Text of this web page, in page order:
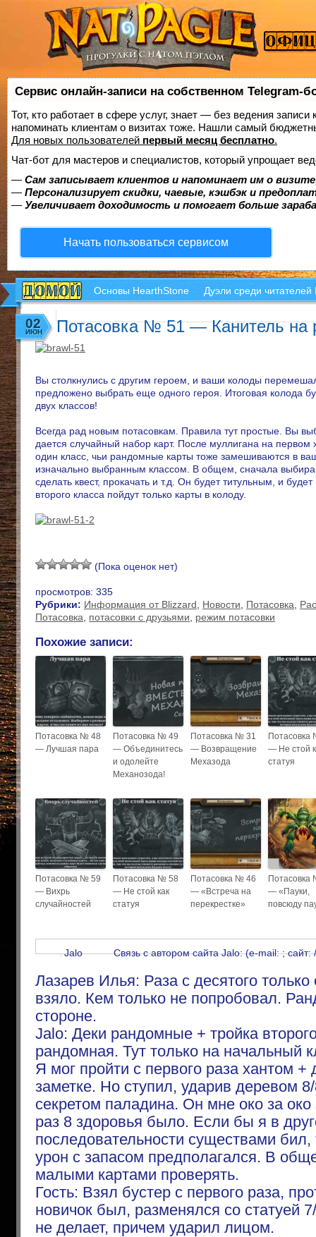
Сервис онлайн-записи на собственном Telegram-
Тот, кто работает в сфере услуг, знает — без ведения
напоминать клиентам о визитах тоже. Нашли самый
Для новых пользователей первый месяц бесплатно.
Чат-бот для мастеров и специалистов, который упрощает
— Сам записывает клиентов и напоминает им о
— Персонализирует скидки, чаевые, кэшбэк и
— Увеличивает доходимость и помогает больше
Начать пользоваться сервисом
Основы HearthStone Дуэли среди читателей
Потасовка № 51 — Канитель на
Вы столкнулись с другим героем, и ваши колоды
предложено выбрать еще одного героя. Итоговая колода
двух классов!
Всегда рад новым потасовкам. Правила тут простые. Вы
дается случайный набор карт. После муллигана на
один класс, чьи рандомные карты тоже замешиваются в
изначально выбранным классом. В общем, сначала
сделать квест, прокачать и т.д. Он будет титульным, и
второго класса пойдут только карты в колоду.
(Пока оценок нет)
02
ИЮН
просмотров: 335
Рубрики: Информация от Blizzard Новости Потасовка
Потасовка
потасовки с друзьями режим потасовки
Похожие записи:
Потасовка № 48
— Лучшая пара
Потасовка № 49
— Объединитесь
и одолейте
Механозода!
Потасовка № 31
— Возвращение
Мехазода
Потасовка
— Не стой
статуя
Потасовка № 59
— Вихрь
случайностей
Потасовка № 58
— Не стой как
статуя
Потасовка № 46
— «Встреча на
перекрестке»
Потасовка
— «Пауки,
повсюду
Jalo Связь с автором сайта Jalo: (e-mail: ; сайт:
Лазарев Илья: Раза с десятого
взяло. Кем только не попробовал.
стороне.
Jalo: Деки рандомные + тройка
рандомная. Тут только на начальный
Я мог пройти с первого раза хантом +
заметке. Но ступил, ударив деревом
секретом паладина. Он мне око за
раз 8 здоровья было. Если бы я в
последовательности существами
урон с запасом предполагался. В
малыми картами проверять.
Гость: Взял бустер с первого раза,
новичок был, разменялся со статуей
не делает, причем ударил лицом.